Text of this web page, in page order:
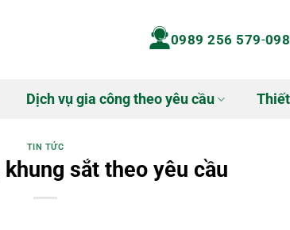
0989 256 579-
Dịch vụ gia công theo yêu cầu
TIN TỨC
sắt theo yêu cầu